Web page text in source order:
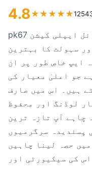
4.8★ ★ ★ ★ ★
pk67 ایک جدید اور ورسٹائل موبائل ایپلی کیشن
سہولت کا بہترین
ایپ خاص طور پر ان
جو اعلیٰ معیار کی
ہیں۔ اس میں صارف
لوڈنگ اور محفوظ
چاہے آپ تازہ ترین
پسندیدہ سرگرمیوں
میں حصہ لینا چاہیں، pk67 آپ کی تمام ضروریات کو
کی سیکیورٹی اور